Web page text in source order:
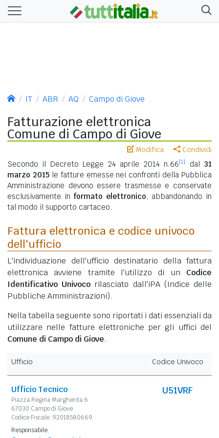
IT ABR AQ Campo di Giove
Fatturazione elettronica
Comune di Campo di Giove
Modifica Condividi
Secondo il Decreto Legge 24 aprile 2014 n.66[1] dal 31
marzo 2015le fatture emesse nei confronti della Pubblica
Amministrazione devono essere trasmesse e conservate
esclusivamente in formato elettronico, abbandonando in
tal modo il supporto cartaceo.
Fattura elettronica e codice univoco
dell'ufficio
L'individuazione dell'ufficio destinatario della fattura
elettronica avviene tramite l'utilizzo di un Codice
Identificativo Univoco rilasciato dall'iPA (Indice delle
Pubbliche Amministrazioni).
Nella tabella seguente sono riportati i dati essenziali da
utilizzare nelle fatture elettroniche per gli uffici del
Comune di Campo di Giove.
Ufficio Codice Univoco
Ufficio Tecnico
Piazza Regina Margherita 6
67030 Campo di Giove
Codice Fiscale: 92018580669
U51VRF
Responsabile: